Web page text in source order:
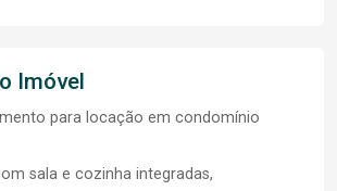
Imóvel
para locação em condomínio
sala e cozinha integradas,